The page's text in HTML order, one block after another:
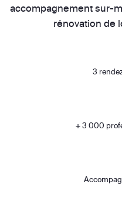
accompagnement sur-
rénovation de
3
+ 3 000